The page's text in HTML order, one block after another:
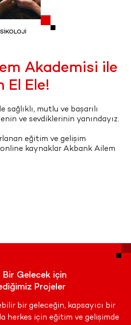
Akademisi ile
El Ele!
sağlıklı, mutlu ve başarılı
ve sevdiklerinin yanındayız.
eğitim ve gelişim
kaynaklar Akbank Ailem
Bir Gelecek için
Projeler
bir geleceğin, kapsayıcı bir
herkes için eğitim ve gelişimde